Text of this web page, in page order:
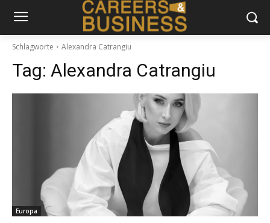
Schlagworte Alexandra Catrangiu
Tag: Alexandra Catrangiu
Europa